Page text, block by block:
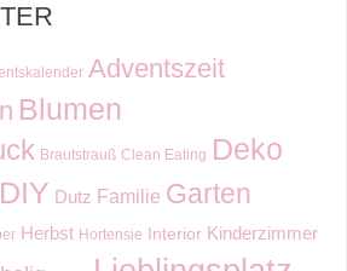
Adventszeit
Blumen
Brautstrauß Clean Eating Deko
DIY Dutz Familie Garten
Herbst Hortensie Interior Kinderzimmer